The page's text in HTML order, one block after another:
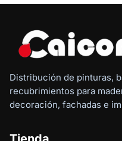
Distribución de pinturas,
recubrimientos para
decoración, fachadas e